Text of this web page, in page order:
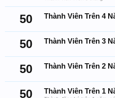
50 Thành Viên Trên 4
50 Thành Viên Trên 3
50 Thành Viên Trên 2
50 Thành Viên Trên 1